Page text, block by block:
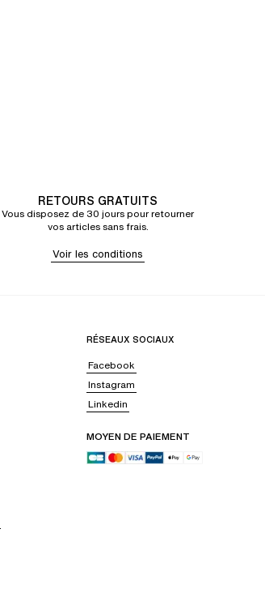
RETOURS GRATUITS
Vous disposez de 30 jours pour retourner
vos articles sans frais.
Voir les conditions
RÉSEAUX SOCIAUX
Facebook
Instagram
Linkedin
MOYEN DE PAIEMENT